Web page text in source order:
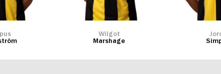
Wilgot
Marshage